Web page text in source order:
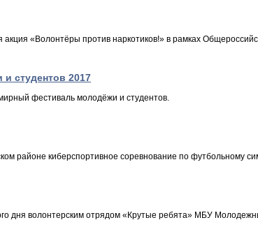
акция «Волонтёры против наркотиков!» в рамках
студентов 2017
фестиваль молодёжи и студентов.
районе киберспортивное соревнование по футбольному
дня волонтерским отрядом «Крутые ребята» МБУ